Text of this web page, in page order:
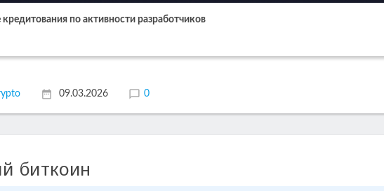
по активности разработчиков
09.03.2026 0
биткоин